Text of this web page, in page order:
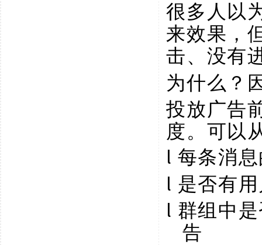
很多人以
来效果，
击、没有
为什么？
投放广告
度。可以
l 每条消
l 是否有
l 群组中
告